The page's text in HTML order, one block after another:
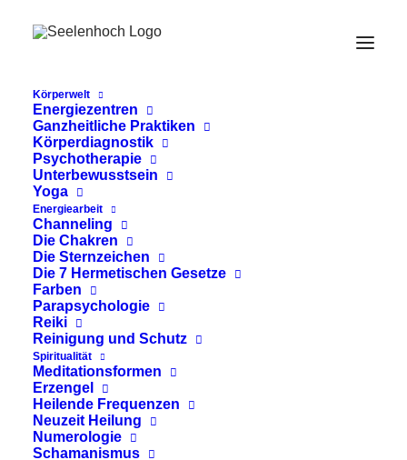
Körperwelt
Energiezentren
Ganzheitliche Praktiken
Körperdiagnostik
Psychotherapie
Unterbewusstsein
Yoga
Energiearbeit
Channeling
Die Chakren
Die Sternzeichen
Die 7 Hermetischen Gesetze
Farben
Parapsychologie
Reiki
Reinigung und Schutz
Spiritualität
Meditationsformen
Erzengel
Heilende Frequenzen
Neuzeit Heilung
Numerologie
Schamanismus
tausend Blütenblätter
Shat Chakra Nirupana
Shat Chakra Nirupana stammt aus dem
Jahr 1526 und wurde von dem
Tantrameister Swami Purnanda verfasst.